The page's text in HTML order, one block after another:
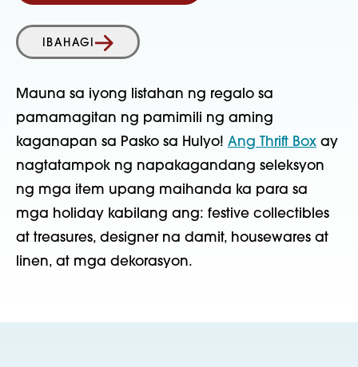
IBAHAGI
Mauna sa iyong listahan ng regalo sa
pamamagitan ng pamimili ng aming
kaganapan sa Pasko sa Hulyo! Ang Thrift Box ay
nagtatampok ng napakagandang seleksyon
ng mga item upang maihanda ka para sa
mga holiday kabilang ang: festive collectibles
at treasures, designer na damit, housewares at
linen, at mga dekorasyon.